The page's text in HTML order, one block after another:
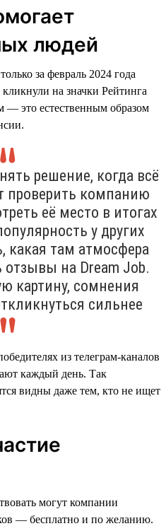
людей
за февраль 2024 года
кликнули на значки Рейтинга
— это естественным образом
решение, когда всё
проверить компанию
её место в итогах
у других
какая там атмосфера
отзывы на Dream Job.
картину, сомнения
сильнее
из телеграм-каналов
каждый день. Так
видны даже тем, кто не ищет
могут компании
— бесплатно и по желанию.